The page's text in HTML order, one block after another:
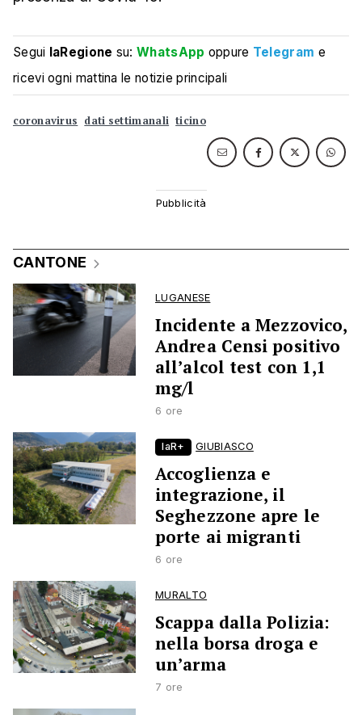
Segui laRegione su:WhatsApp oppure Telegram e
ricevi ogni mattina le notizie principali
coronavirus dati settimanali ticino
CANTONE
LUGANESE
Incidente a Mezzovico,
Andrea Censi positivo
all’alcol test con 1,1
mg/l
6 ore
laR+ GIUBIASCO
Accoglienza e
integrazione, il
Seghezzone apre le
porte ai migranti
6 ore
MURALTO
Scappa dalla Polizia:
nella borsa droga e
un’arma
7 ore